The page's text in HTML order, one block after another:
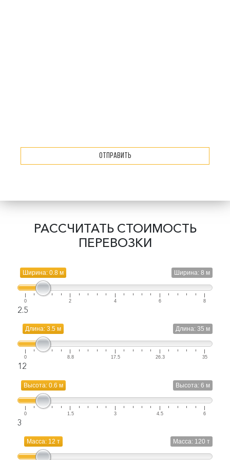
Отправить
РАССЧИТАТЬ СТОИМОСТЬ
ПЕРЕВОЗКИ
Ширина: 8 м
Ширина: 0.8 м
0 2 4 6 8
2.5
Длина: 35 м
Длина: 3.5 м
0 8.8 17.5 26.3 35
12
Высота: 6 м
Высота: 0.6 м
0 1.5 3 4.5 6
3
Масса: 120 т
Масса: 12 т